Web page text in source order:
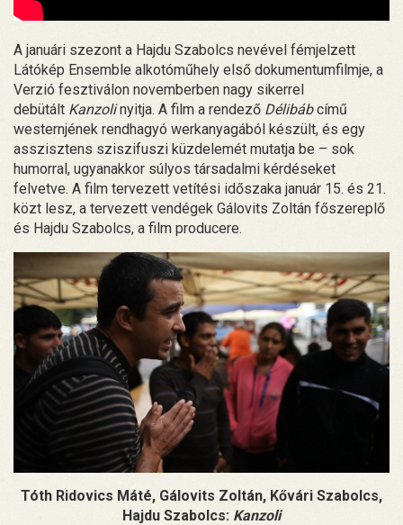
A januári szezont a Hajdu Szabolcs nevével fémjelzett
Látókép Ensemble alkotóműhely első dokumentumfilmje, a
Verzió fesztiválon novemberben nagy sikerrel
debütált Kanzolinyitja. A film a rendező Délibábcímű
westernjének rendhagyó werkanyagából készült, és egy
asszisztens sziszifuszi küzdelemét mutatja be – sok
humorral, ugyanakkor súlyos társadalmi kérdéseket
felvetve. A film tervezett vetítési időszaka január 15. és 21.
közt lesz, a tervezett vendégek Gálovits Zoltán főszereplő
és Hajdu Szabolcs, a film producere.
Tóth Ridovics Máté, Gálovits Zoltán, Kővári Szabolcs,
Hajdu Szabolcs: Kanzoli